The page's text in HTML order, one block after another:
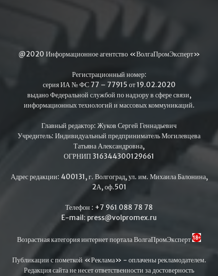
@2020 Информационное агентство «ВолгаПромЭксперт»
Регистрационный номер:
серия ИА № ФС 77 – 77915 от 19.02.2020
выдано Федеральной службой по надзору в сфере связи,
информационных технологий и массовых коммуникаций.
Главный редактор: Жуков Сергей Геннадьевич
Учредитель: Индивидуальный предприниматель Могилевцева
Татьяна Александровна,
ОГРНИП 316344300129661
Адрес редакции: 400131, г. Волгоград, ул. им. Михаила Балонина,
2А, оф.501
Телефон : +7 961 088 78 78
E-mail: press@volpromex.ru
Возрастная категория интернет портала ВолгаПромЭксперт
Публикации с пометкой «Реклама» - оплачены рекламодателем.
Редакция сайта не несет ответственности за достоверность